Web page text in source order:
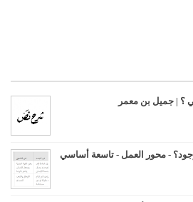
؟ | جميل بن معمر
- محور العمل - تاسعة أساسي